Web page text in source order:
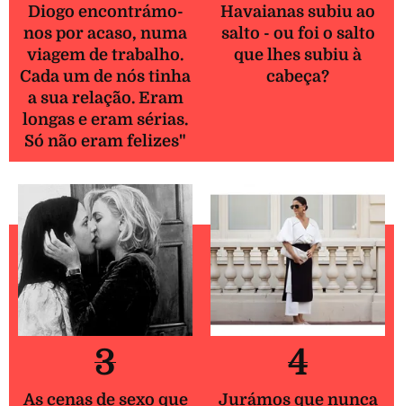
Diogo encontrámo-
nos por acaso, numa
viagem de trabalho.
Cada um de nós tinha
a sua relação. Eram
longas e eram sérias.
Só não eram felizes"
Havaianas subiu ao
salto - ou foi o salto
que lhes subiu à
cabeça?
3
As cenas de sexo que
4
Jurámos que nunca